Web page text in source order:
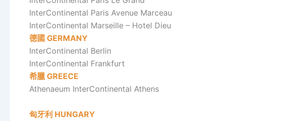
InterContinental Paris Avenue Marceau
InterContinental Marseille – Hotel Dieu
德國 GERMANY
InterContinental Berlin
InterContinental Frankfurt
希臘 GREECE
Athenaeum InterContinental Athens
匈牙利 HUNGARY